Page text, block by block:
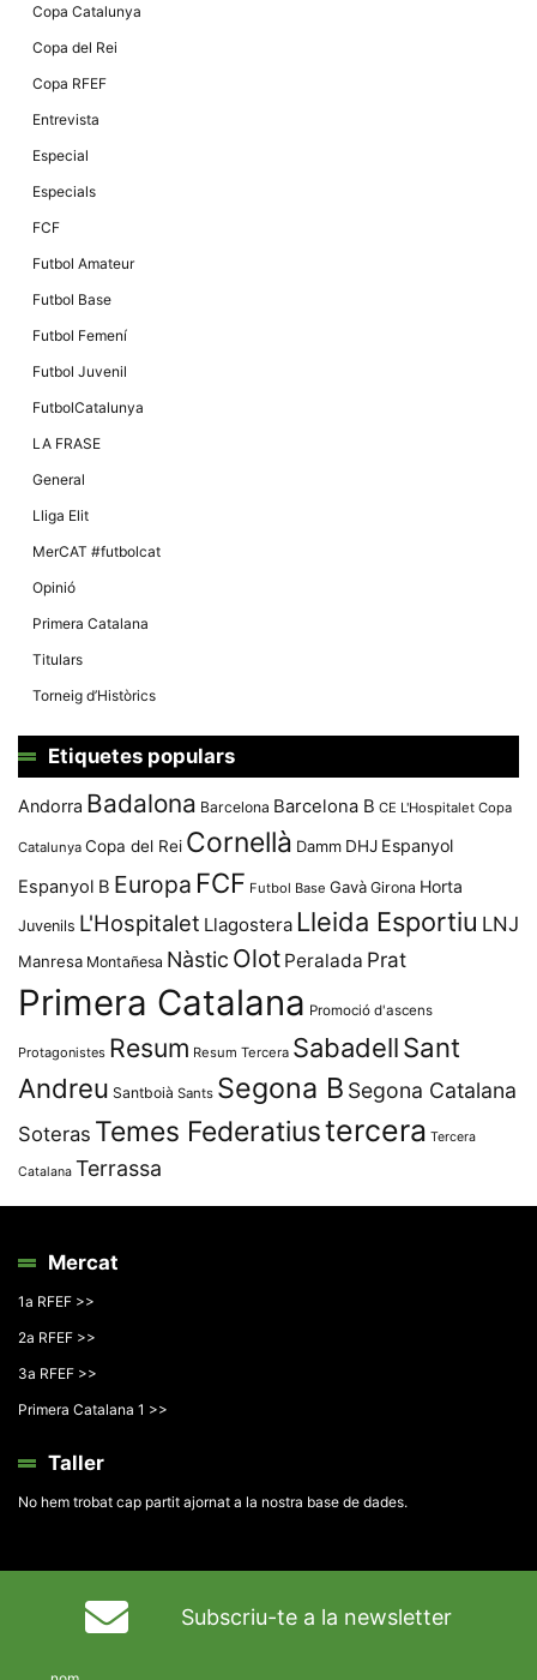
Copa Catalunya
Copa del Rei
Copa RFEF
Entrevista
Especial
Especials
FCF
Futbol Amateur
Futbol Base
Futbol Femení
Futbol Juvenil
FutbolCatalunya
LA FRASE
General
Lliga Elit
MerCAT #futbolcat
Opinió
Primera Catalana
Titulars
Torneig d’Històrics
Etiquetes populars
Andorra Badalona Barcelona Barcelona B CE L'Hospitalet Copa
Catalunya Copa del Rei Cornellà Damm DHJ Espanyol
Espanyol B Europa FCF Futbol Base Gavà Girona Horta
Juvenils L'Hospitalet Llagostera Lleida Esportiu LNJ
Manresa Montañesa Nàstic Olot Peralada Prat
Primera Catalana Promoció d'ascens
Protagonistes Resum Resum Tercera SabadellSant
Andreu Santboià Sants Segona B Segona Catalana
Soteras Temes Federatiustercera Tercera
Catalana Terrassa
Mercat
1a RFEF >>
2a RFEF >>
3a RFEF >>
Primera Catalana 1 >>
Taller
No hem trobat cap partit ajornat a la nostra base de dades.
Subscriu-te a la newsletter